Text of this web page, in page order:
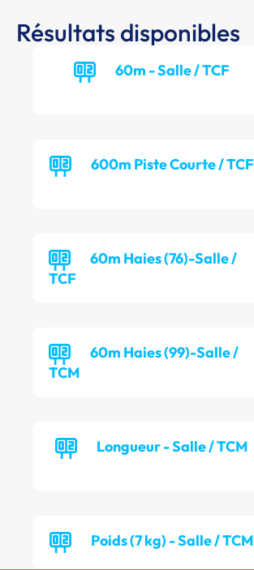
Résultats disponibles
60m - Salle / TCF
600m Piste Courte / TCF
60m Haies (76)-Salle /
TCF
60m Haies (99)-Salle /
TCM
Longueur - Salle / TCM
Poids (7 kg) - Salle / TCM